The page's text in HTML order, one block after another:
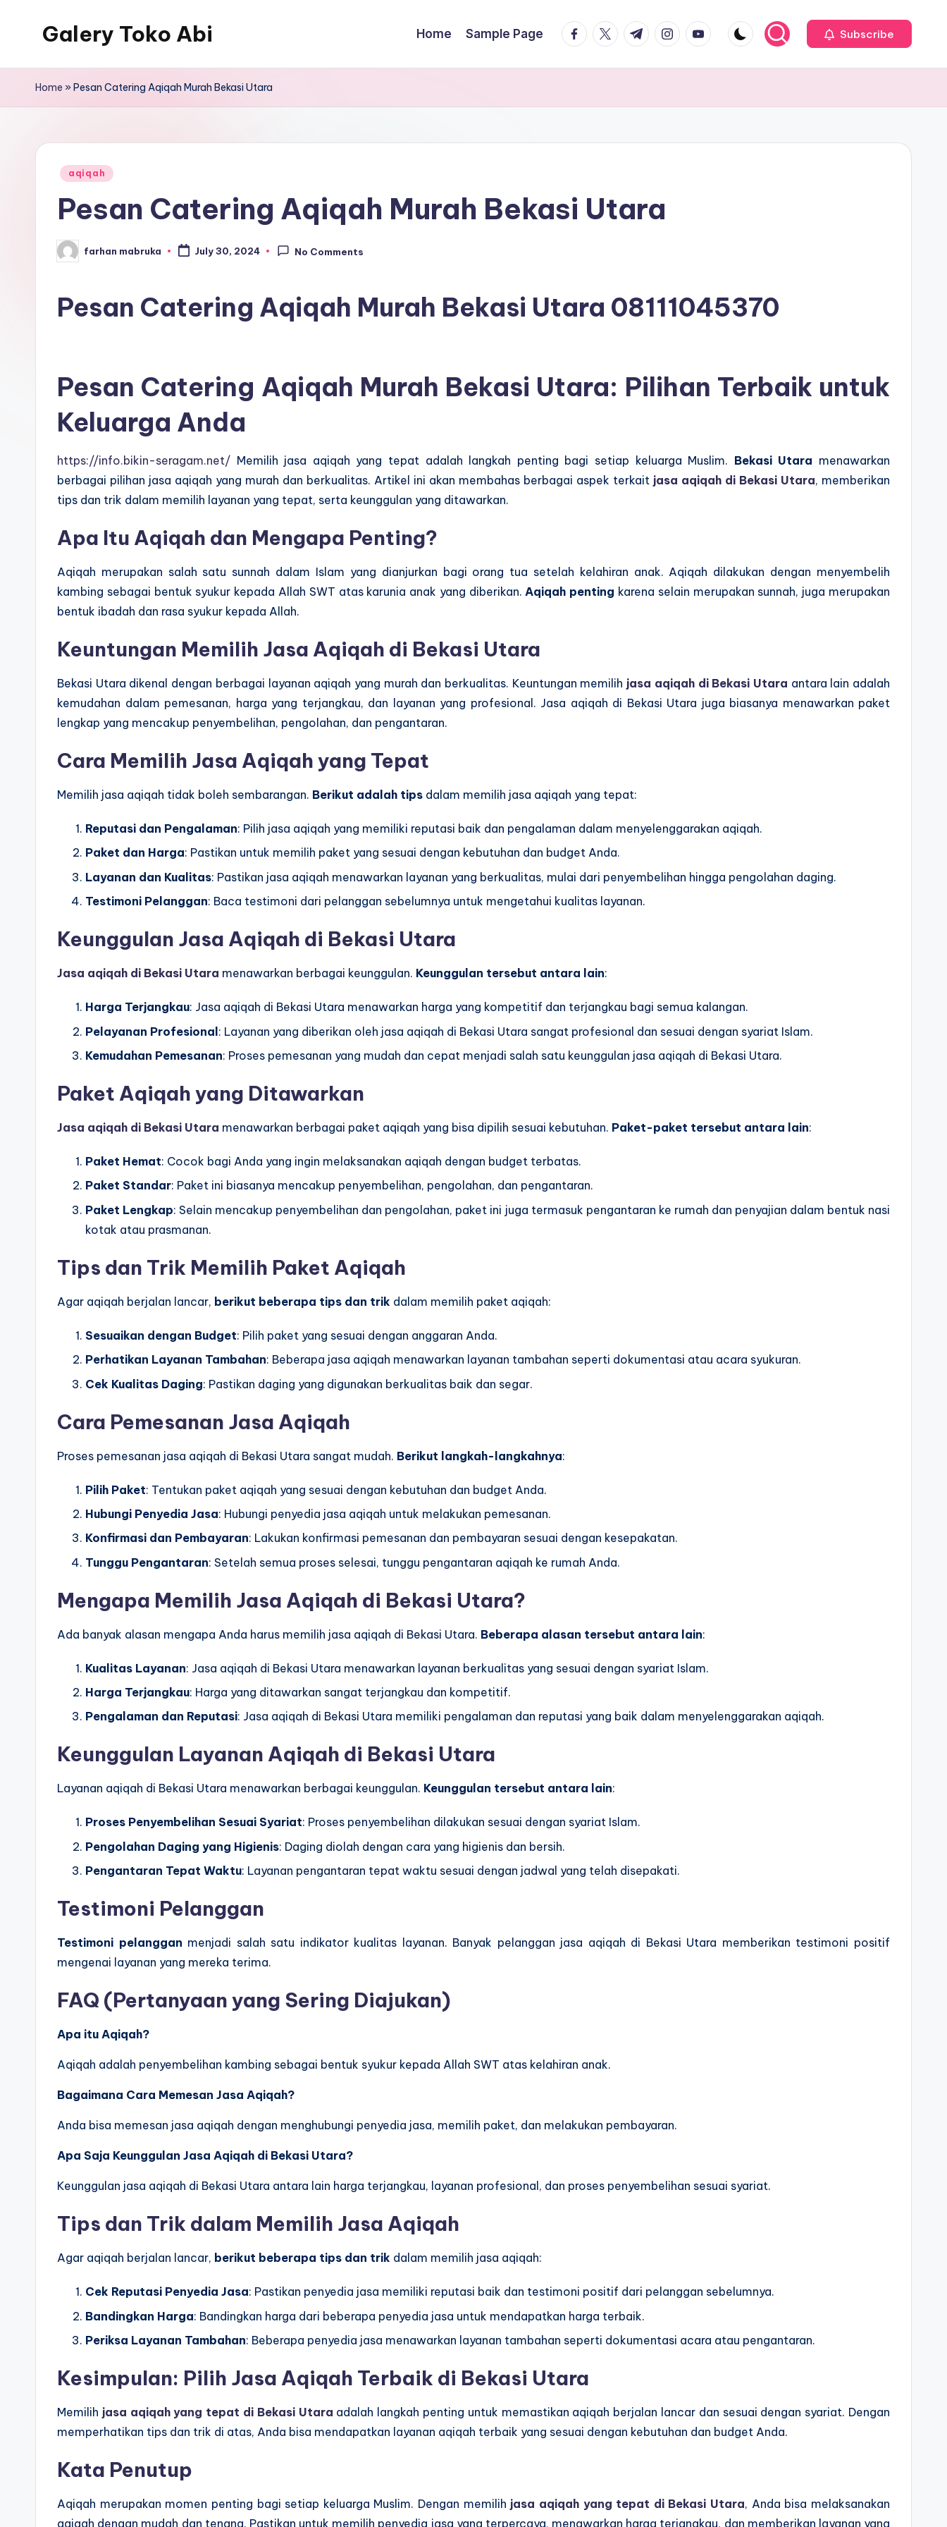
Galery Toko Abi Home Sample Page facebook.com
twitter.com
t.me instagram.com
youtube.com Subscribe
Home »Pesan Catering Aqiqah Murah Bekasi Utara
Posted
aqiqah
Pesan Catering Aqiqah Murah Bekasi Utara
Posted
by
farhan mabruka July 30, 2024 No Comments
Pesan Catering Aqiqah Murah Bekasi Utara 08111045370
Pesan Catering Aqiqah Murah Bekasi Utara: Pilihan Terbaik untuk
Keluarga Anda
https://info.bikin-seragam.net/ Memilih jasa aqiqah yang tepat adalah langkah penting bagi setiap keluarga Muslim. Bekasi Utara menawarkan
berbagai pilihan jasa aqiqah yang murah dan berkualitas. Artikel ini akan membahas berbagai aspek terkait jasa aqiqah di Bekasi Utara, memberikan
tips dan trik dalam memilih layanan yang tepat, serta keunggulan yang ditawarkan.
Apa Itu Aqiqah dan Mengapa Penting?
Aqiqah merupakan salah satu sunnah dalam Islam yang dianjurkan bagi orang tua setelah kelahiran anak. Aqiqah dilakukan dengan menyembelih
kambing sebagai bentuk syukur kepada Allah SWT atas karunia anak yang diberikan.Aqiqah penting karena selain merupakan sunnah, juga merupakan
bentuk ibadah dan rasa syukur kepada Allah.
Keuntungan Memilih Jasa Aqiqah di Bekasi Utara
Bekasi Utara dikenal dengan berbagai layanan aqiqah yang murah dan berkualitas. Keuntungan memilih jasa aqiqahdi Bekasi Utara antara lain adalah
kemudahan dalam pemesanan, harga yang terjangkau, dan layanan yang profesional. Jasa aqiqah di Bekasi Utara juga biasanya menawarkan paket
lengkap yang mencakup penyembelihan, pengolahan, dan pengantaran.
Cara Memilih Jasa Aqiqah yang Tepat
Memilih jasa aqiqah tidak boleh sembarangan. Berikut adalah tips dalam memilih jasa aqiqah yang tepat:
Reputasi dan Pengalaman: Pilih jasa aqiqah yang memiliki reputasi baik dan pengalaman dalam menyelenggarakan aqiqah.
Paket dan Harga: Pastikan untuk memilih paket yang sesuai dengan kebutuhan dan budget Anda.
Layanan dan Kualitas: Pastikan jasa aqiqah menawarkan layanan yang berkualitas, mulai dari penyembelihan hingga pengolahan daging.
Testimoni Pelanggan: Baca testimoni dari pelanggan sebelumnya untuk mengetahui kualitas layanan.
Keunggulan Jasa Aqiqah di Bekasi Utara
Jasa aqiqah di Bekasi Utara menawarkan berbagai keunggulan. Keunggulan tersebut antara lain:
Harga Terjangkau: Jasa aqiqah di Bekasi Utara menawarkan harga yang kompetitif dan terjangkau bagi semua kalangan.
Pelayanan Profesional: Layanan yang diberikan oleh jasa aqiqah di Bekasi Utara sangat profesional dan sesuai dengan syariat Islam.
Kemudahan Pemesanan: Proses pemesanan yang mudah dan cepat menjadi salah satu keunggulan jasa aqiqah di Bekasi Utara.
Paket Aqiqah yang Ditawarkan
Jasa aqiqah di Bekasi Utara menawarkan berbagai paket aqiqah yang bisa dipilih sesuai kebutuhan. Paket-paket tersebut antara lain:
Paket Hemat: Cocok bagi Anda yang ingin melaksanakan aqiqah dengan budget terbatas.
Paket Standar: Paket ini biasanya mencakup penyembelihan, pengolahan, dan pengantaran.
Paket Lengkap: Selain mencakup penyembelihan dan pengolahan, paket ini juga termasuk pengantaran ke rumah dan penyajian dalam bentuk nasi
kotak atau prasmanan.
Tips dan Trik Memilih Paket Aqiqah
Agar aqiqah berjalan lancar, berikut beberapa tips dan trik dalam memilih paket aqiqah:
Sesuaikan dengan Budget: Pilih paket yang sesuai dengan anggaran Anda.
Perhatikan Layanan Tambahan: Beberapa jasa aqiqah menawarkan layanan tambahan seperti dokumentasi atau acara syukuran.
Cek Kualitas Daging: Pastikan daging yang digunakan berkualitas baik dan segar.
Cara Pemesanan Jasa Aqiqah
Proses pemesanan jasa aqiqah di Bekasi Utara sangat mudah. Berikut langkah-langkahnya:
Pilih Paket: Tentukan paket aqiqah yang sesuai dengan kebutuhan dan budget Anda.
Hubungi Penyedia Jasa: Hubungi penyedia jasa aqiqah untuk melakukan pemesanan.
Konfirmasi dan Pembayaran: Lakukan konfirmasi pemesanan dan pembayaran sesuai dengan kesepakatan.
Tunggu Pengantaran: Setelah semua proses selesai, tunggu pengantaran aqiqah ke rumah Anda.
Mengapa Memilih Jasa Aqiqah di Bekasi Utara?
Ada banyak alasan mengapa Anda harus memilih jasa aqiqah di Bekasi Utara. Beberapa alasan tersebut antara lain:
Kualitas Layanan: Jasa aqiqah di Bekasi Utara menawarkan layanan berkualitas yang sesuai dengan syariat Islam.
Harga Terjangkau: Harga yang ditawarkan sangat terjangkau dan kompetitif.
Pengalaman dan Reputasi: Jasa aqiqah di Bekasi Utara memiliki pengalaman dan reputasi yang baik dalam menyelenggarakan aqiqah.
Keunggulan Layanan Aqiqah di Bekasi Utara
Layanan aqiqah di Bekasi Utara menawarkan berbagai keunggulan. Keunggulan tersebut antara lain:
Proses Penyembelihan Sesuai Syariat: Proses penyembelihan dilakukan sesuai dengan syariat Islam.
Pengolahan Daging yang Higienis: Daging diolah dengan cara yang higienis dan bersih.
Pengantaran Tepat Waktu: Layanan pengantaran tepat waktu sesuai dengan jadwal yang telah disepakati.
Testimoni Pelanggan
Testimoni pelanggan menjadi salah satu indikator kualitas layanan. Banyak pelanggan jasa aqiqah di Bekasi Utara memberikan testimoni positif
mengenai layanan yang mereka terima.
FAQ (Pertanyaan yang Sering Diajukan)
Apa itu Aqiqah?
Aqiqah adalah penyembelihan kambing sebagai bentuk syukur kepada Allah SWT atas kelahiran anak.
Bagaimana Cara Memesan Jasa Aqiqah?
Anda bisa memesan jasa aqiqah dengan menghubungi penyedia jasa, memilih paket, dan melakukan pembayaran.
Apa Saja Keunggulan Jasa Aqiqah di Bekasi Utara?
Keunggulan jasa aqiqah di Bekasi Utara antara lain harga terjangkau, layanan profesional, dan proses penyembelihan sesuai syariat.
Tips dan Trik dalam Memilih Jasa Aqiqah
Agar aqiqah berjalan lancar, berikut beberapa tips dan trik dalam memilih jasa aqiqah:
Cek Reputasi Penyedia Jasa: Pastikan penyedia jasa memiliki reputasi baik dan testimoni positif dari pelanggan sebelumnya.
Bandingkan Harga: Bandingkan harga dari beberapa penyedia jasa untuk mendapatkan harga terbaik.
Periksa Layanan Tambahan: Beberapa penyedia jasa menawarkan layanan tambahan seperti dokumentasi acara atau pengantaran.
Kesimpulan: Pilih Jasa Aqiqah Terbaik di Bekasi Utara
Memilih jasa aqiqah yang tepat di Bekasi Utara adalah langkah penting untuk memastikan aqiqah berjalan lancar dan sesuai dengan syariat. Dengan
memperhatikan tips dan trik di atas, Anda bisa mendapatkan layanan aqiqah terbaik yang sesuai dengan kebutuhan dan budget Anda.
Kata Penutup
Aqiqah merupakan momen penting bagi setiap keluarga Muslim. Dengan memilih jasa aqiqah yang tepat di Bekasi Utara, Anda bisa melaksanakan
aqiqah dengan mudah dan tenang. Pastikan untuk memilih penyedia jasa yang terpercaya, menawarkan harga terjangkau, dan memberikan layanan yang